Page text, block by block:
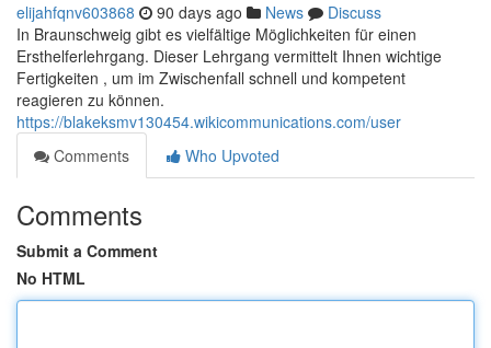
elijahfqnv603868 90 days ago News
Discuss
In Braunschweig gibt es vielfältige Möglichkeiten für einen
Ersthelferlehrgang. Dieser Lehrgang vermittelt Ihnen wichtige
Fertigkeiten , um im Zwischenfall schnell und kompetent
reagieren zu können.
https://blakeksmv130454.wikicommunications.com/user
Comments
Who Upvoted
Comments
Submit a Comment
No HTML